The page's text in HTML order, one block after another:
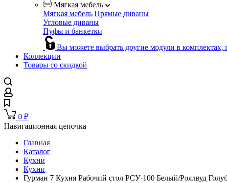
Мягкая мебель
Мягкая мебель Прямые диваны
Угловые диваны
Пуфы и банкетки
Вы можете выбрать другие модули в комплектах,
Коллекции
Товары со скидкой
0 ₽
Навигационная цепочка
Главная
Каталог
Кухни
Кухни
Гурман 7 Кухня Рабочий стол РСУ-100 Белый/Роялвуд